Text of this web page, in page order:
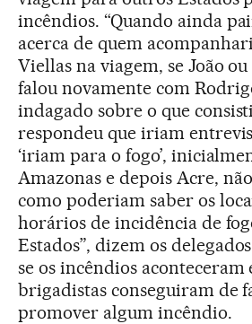
incêndios. “Quando ainda
acerca de quem
Viellas na viagem, se João
falou novamente com
indagado sobre o que
respondeu que iriam
‘iriam para o fogo’,
Amazonas e depois Acre,
como poderiam saber os
horários de incidência de
Estados”, dizem os
se os incêndios aconteceram
brigadistas conseguiram de
promover algum incêndio.